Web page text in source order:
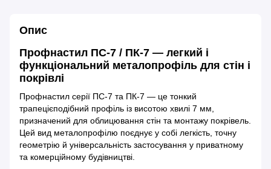
Опис
Профнастил ПС-7 / ПК-7 — легкий і
функціональний металопрофіль для стін і
покрівлі
Профнастил серії ПС-7 та ПК-7 — це тонкий
трапецієподібний профіль із висотою хвилі 7 мм,
призначений для облицювання стін та монтажу покрівель.
Цей вид металопрофілю поєднує у собі легкість, точну
геометрію й універсальність застосування у приватному
та комерційному будівництві.